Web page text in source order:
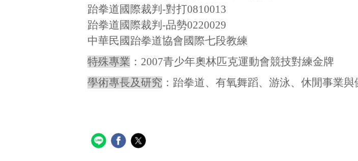
跆拳道國際裁判-對打0810013
跆拳道國際裁判-品勢0220029
中華民國跆拳道協會國際七段教練
特殊專業 ：2007青少年奧林匹克運動會競技對練金牌
學術專長及研究 ：跆拳道、有氧舞蹈、游泳、休閒事業與